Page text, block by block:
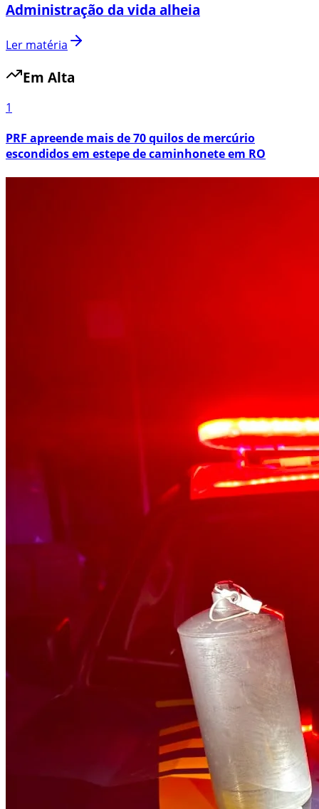
Administração da vida alheia
Ler matéria
Em Alta
1
PRF apreende mais de 70 quilos de mercúrio
escondidos em estepe de caminhonete em RO